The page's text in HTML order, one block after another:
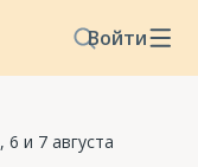
Войти
и 7 августа